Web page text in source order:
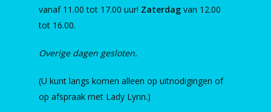
vanaf 11.00 tot 17.00 uur! Zaterdag van 12.00
tot 16.00.
Overige dagen gesloten.
(U kunt langs komen alleen op uitnodigingen of
op afspraak met Lady Lynn.)